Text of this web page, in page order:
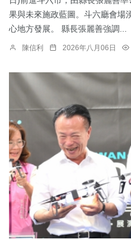
果與未來施政藍圖。斗六廳會場
心地方發展。 縣長張麗善強調...
陳信利 2026年八月06日